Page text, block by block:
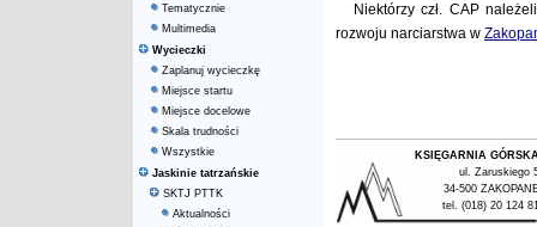
Tematycznie
Multimedia
Wycieczki
Zaplanuj wycieczkę
Miejsce startu
Miejsce docelowe
Skala trudności
Wszystkie
Jaskinie tatrzańskie
SKTJ PTTK
Aktualności
Niektórzy czł. CAP
rozwoju narciarstwa w
KSIĘGARNIA
ul. Zaruskiego
34-500
tel. (018) 20 124